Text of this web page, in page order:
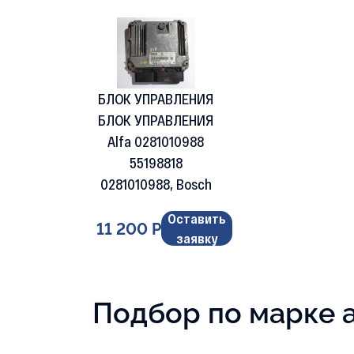
БЛОК УПРАВЛЕНИЯ
БЛОК УПРАВЛЕНИЯ
Alfa 0281010988
55198818
0281010988, Bosch
11 200 Р
Оставить
заявку
Подбор по марке